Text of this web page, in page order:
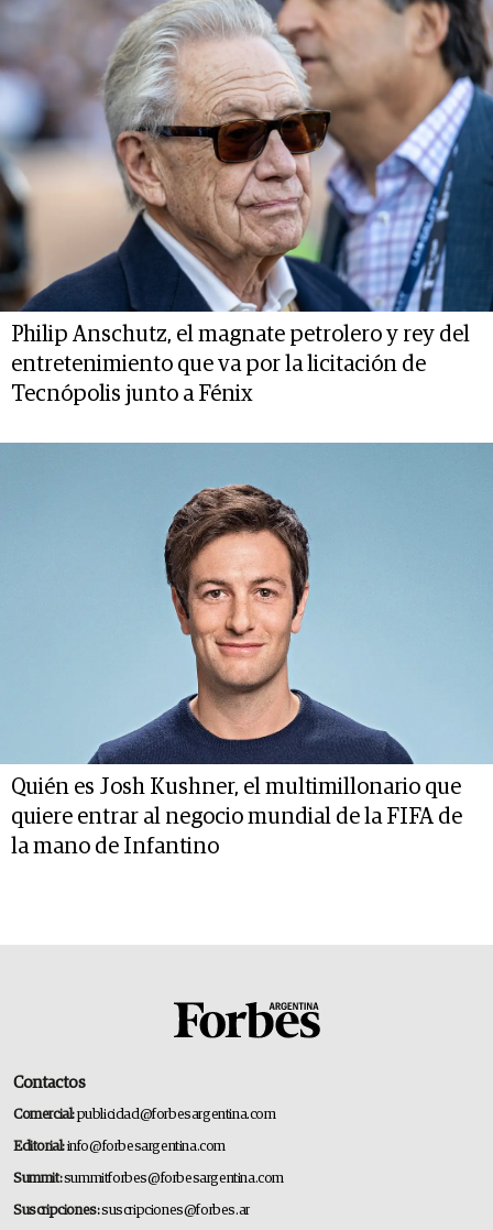
Philip Anschutz, el magnate petrolero y rey del
entretenimiento que va por la licitación de
Tecnópolis junto a Fénix
Quién es Josh Kushner, el multimillonario que
quiere entrar al negocio mundial de la FIFA de
la mano de Infantino
Contactos
Comercial:publicidad@forbesargentina.com
Editorial:info@forbesargentina.com
Summit:summitforbes@forbesargentina.com
Suscripciones:suscripciones@forbes.ar